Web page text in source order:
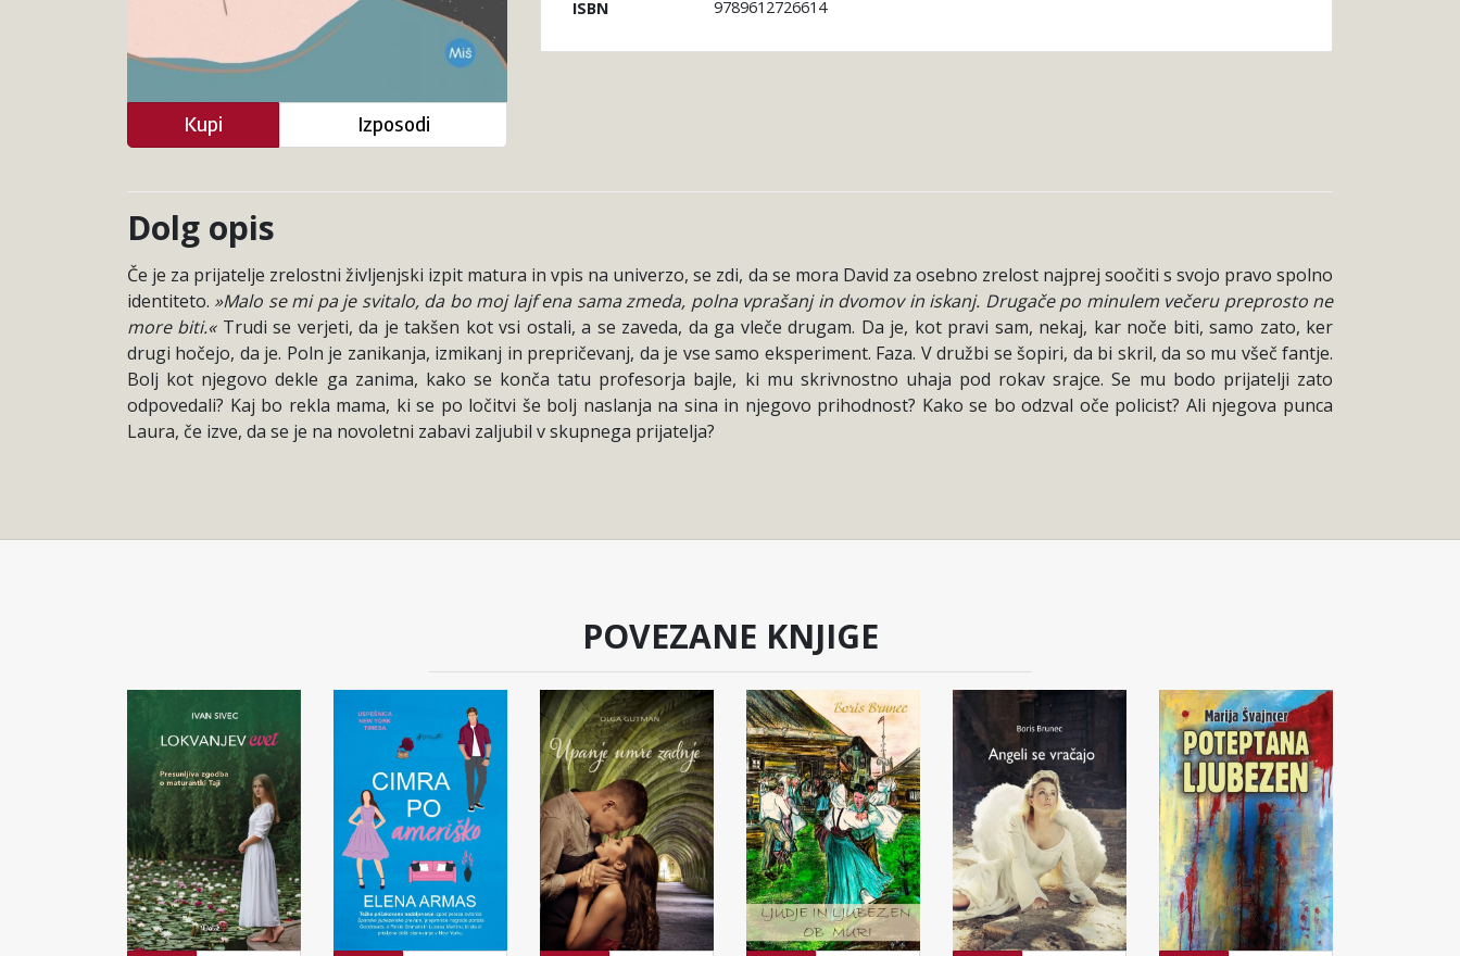
ISBN
9789612726614
Kupi Izposodi
Dolg opis
Če je za prijatelje zrelostni življenjski izpit matura in vpis na univerzo, se zdi, da se mora David za osebno zrelost najprej soočiti s svojo pravo spolno
identiteto. »Malo se mi pa je svitalo, da bo moj lajf ena sama zmeda, polna vprašanj in dvomov in iskanj. Drugače po minulem večeru preprosto ne
more biti.« Trudi se verjeti, da je takšen kot vsi ostali, a se zaveda, da ga vleče drugam. Da je, kot pravi sam, nekaj, kar noče biti, samo zato, ker
drugi hočejo, da je. Poln je zanikanja, izmikanj in prepričevanj, da je vse samo eksperiment. Faza. V družbi se šopiri, da bi skril, da so mu všeč fantje.
Bolj kot njegovo dekle ga zanima, kako se konča tatu profesorja bajle, ki mu skrivnostno uhaja pod rokav srajce. Se mu bodo prijatelji zato
odpovedali? Kaj bo rekla mama, ki se po ločitvi še bolj naslanja na sina in njegovo prihodnost? Kako se bo odzval oče policist? Ali njegova punca
Laura, če izve, da se je na novoletni zabavi zaljubil v skupnega prijatelja?
POVEZANE KNJIGE